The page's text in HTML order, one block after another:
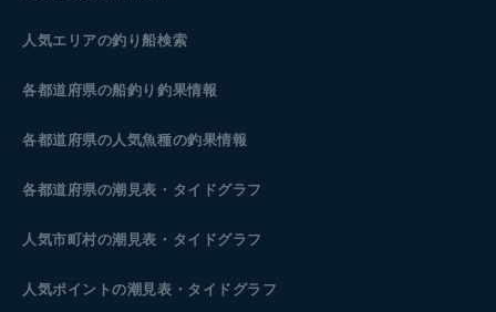
人気エリアの釣り船検索
各都道府県の船釣り釣果情報
各都道府県の人気魚種の釣果情報
各都道府県の潮見表 ・タイドグラフ
人気市町村の潮見表・タイドグラフ
人気ポイントの潮見表・タイドグラフ